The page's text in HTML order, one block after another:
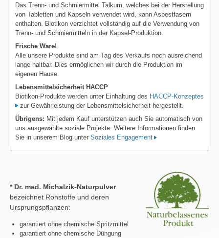
Das Trenn- und Schmiermittel Talkum, welches bei der Herstellung
von Tabletten und Kapseln verwendet wird, kann Asbestfasern
enthalten. Biotikon verzichtet vollständig auf die Verwendung von
Trenn- und Schmiermitteln in der Kapsel-Produktion.
Frische Ware!
Alle unsere Produkte sind am Tag des Verkaufs noch ausreichend
lange haltbar. Dies ermöglichen wir durch die Produktion im
eigenen Hause.
Lebensmittelsicherheit HACCP
Biotikon-Produkte werden unter Einhaltung des HACCP-Konzeptes
zur Gewährleistung der Lebensmittelsicherheit hergestellt.
Übrigens: Mit jedem Kauf unterstützen auch Sie automatisch von
uns ausgewählte soziale Projekte. Weitere Informationen finden
Sie in unserem Blog unter Soziales Engagement
* Dr. med. Michalzik-Naturpulver
bezeichnet Rohstoffe und deren
Ursprungspflanzen:
garantiert ohne chemische Spritzmittel
garantiert ohne chemische Düngung